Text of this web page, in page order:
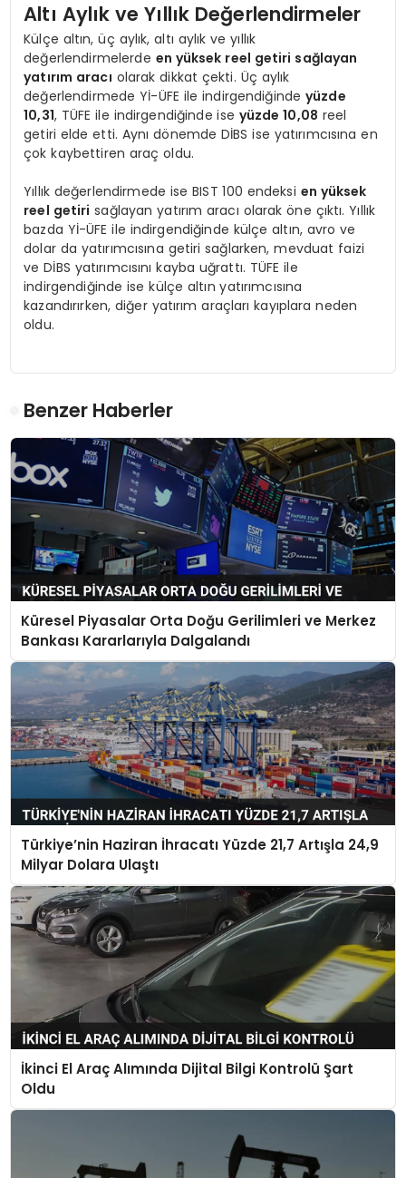
Altı Aylık ve Yıllık Değerlendirmeler
Külçe altın, üç aylık, altı aylık ve yıllık
değerlendirmelerde en yüksek reel getiri sağlayan
yatırım aracı olarak dikkat çekti. Üç aylık
değerlendirmede Yİ-ÜFE ile indirgendiğindeyüzde
10,31, TÜFE ile indirgendiğinde ise yüzde 10,08 reel
getiri elde etti. Aynı dönemde DİBS ise yatırımcısına en
çok kaybettiren araç oldu.
Yıllık değerlendirmede ise BIST 100 endeksi en yüksek
reel getiri sağlayan yatırım aracı olarak öne çıktı. Yıllık
bazda Yİ-ÜFE ile indirgendiğinde külçe altın, avro ve
dolar da yatırımcısına getiri sağlarken, mevduat faizi
ve DİBS yatırımcısını kayba uğrattı. TÜFE ile
indirgendiğinde ise külçe altın yatırımcısına
kazandırırken, diğer yatırım araçları kayıplara neden
oldu.
Benzer Haberler
Küresel Piyasalar Orta Doğu Gerilimleri ve Merkez
Bankası Kararlarıyla Dalgalandı
Türkiye’nin Haziran İhracatı Yüzde 21,7 Artışla 24,9
Milyar Dolara Ulaştı
İkinci El Araç Alımında Dijital Bilgi Kontrolü Şart
Oldu